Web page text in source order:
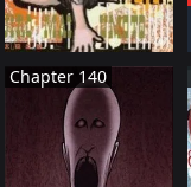
NHậT BảN
ĐANG TIếN HàNH
Chapter 140